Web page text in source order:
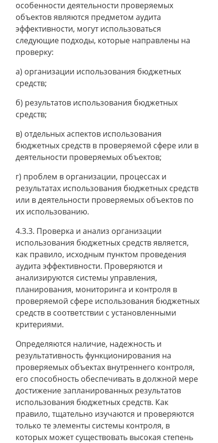
особенности деятельности проверяемых
объектов являются предметом аудита
эффективности, могут использоваться
следующие подходы, которые направлены на
проверку:
а) организации использования бюджетных
средств;
б) результатов использования бюджетных
средств;
в) отдельных аспектов использования
бюджетных средств в проверяемой сфере или в
деятельности проверяемых объектов;
г) проблем в организации, процессах и
результатах использования бюджетных средств
или в деятельности проверяемых объектов по
их использованию.
4.3.3. Проверка и анализ организации
использования бюджетных средств является,
как правило, исходным пунктом проведения
аудита эффективности. Проверяются и
анализируются системы управления,
планирования, мониторинга и контроля в
проверяемой сфере использования бюджетных
средств в соответствии с установленными
критериями.
Определяются наличие, надежность и
результативность функционирования на
проверяемых объектах внутреннего контроля,
его способность обеспечивать в должной мере
достижение запланированных результатов
использования бюджетных средств. Как
правило, тщательно изучаются и проверяются
только те элементы системы контроля, в
которых может существовать высокая степень